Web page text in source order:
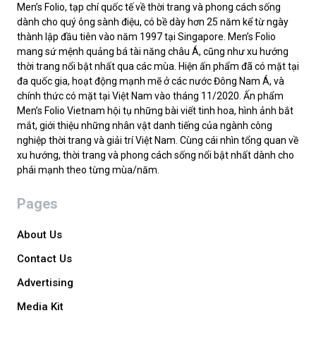
Men’s Folio, tạp chí quốc tế về thời trang và phong cách sống
dành cho quý ông sành điệu, có bề dày hơn 25 năm kể từ ngày
thành lập đầu tiên vào năm 1997 tại Singapore. Men’s Folio
mang sứ mệnh quảng bá tài năng châu Á, cũng như xu hướng
thời trang nổi bật nhất qua các mùa. Hiện ấn phẩm đã có mặt tại
đa quốc gia, hoạt động mạnh mẽ ở các nước Đông Nam Á, và
chính thức có mặt tại Việt Nam vào tháng 11/2020. Ấn phẩm
Men’s Folio Vietnam hội tụ những bài viết tinh hoa, hình ảnh bắt
mắt, giới thiệu những nhân vật danh tiếng của ngành công
nghiệp thời trang và giải trí Việt Nam. Cùng cái nhìn tổng quan về
xu hướng, thời trang và phong cách sống nổi bật nhất dành cho
phái mạnh theo từng mùa/năm.
Pages
About Us
Contact Us
Advertising
Media Kit